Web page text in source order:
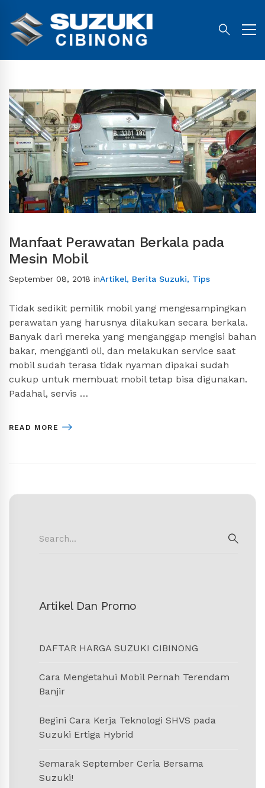
Manfaat Perawatan Berkala pada
Mesin Mobil
September 08, 2018 inArtikel, Berita Suzuki, Tips
Tidak sedikit pemilik mobil yang mengesampingkan
perawatan yang harusnya dilakukan secara berkala.
Banyak dari mereka yang menganggap mengisi bahan
bakar, mengganti oli, dan melakukan service saat
mobil sudah terasa tidak nyaman dipakai sudah
cukup untuk membuat mobil tetap bisa digunakan.
Padahal, servis …
READ MORE
for:
Artikel Dan Promo
DAFTAR HARGA SUZUKI CIBINONG
Cara Mengetahui Mobil Pernah Terendam
Banjir
Begini Cara Kerja Teknologi SHVS pada
Suzuki Ertiga Hybrid
Semarak September Ceria Bersama
Suzuki!